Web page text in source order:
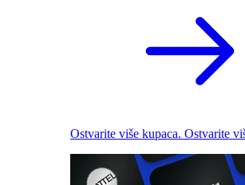
Ostvarite više kupaca. Ostvarite